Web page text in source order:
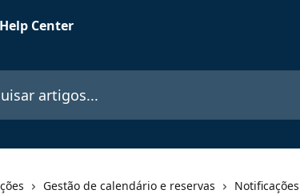
Gestão de calendário e reservas
Notificações